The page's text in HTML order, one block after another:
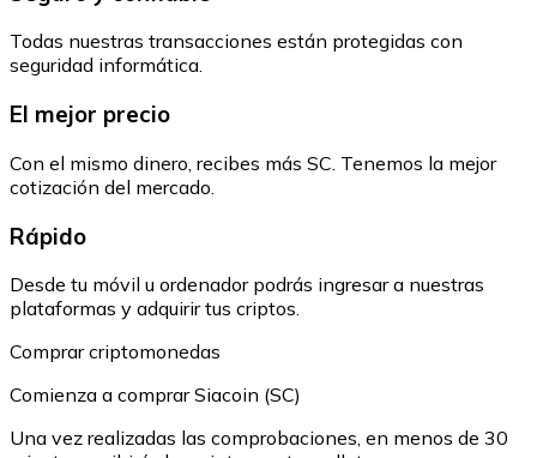
Todas nuestras transacciones están protegidas con
seguridad informática.
El mejor precio
Con el mismo dinero, recibes más SC. Tenemos la mejor
cotización del mercado.
Rápido
Desde tu móvil u ordenador podrás ingresar a nuestras
plataformas y adquirir tus criptos.
Comprar criptomonedas
Comienza a comprar Siacoin (SC)
Una vez realizadas las comprobaciones, en menos de 30